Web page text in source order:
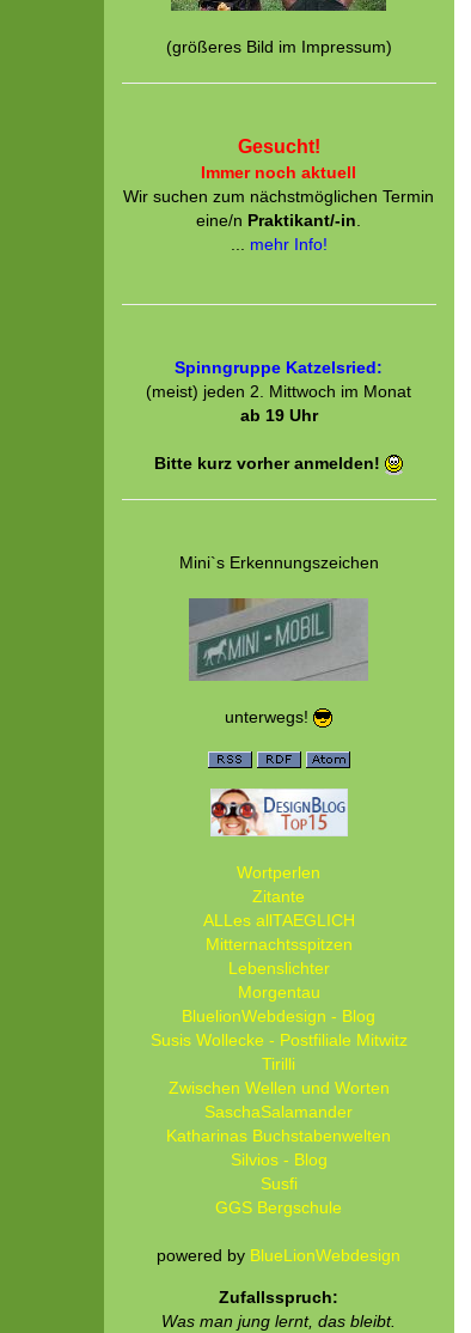
(größeres Bild im Impressum)
Gesucht!
Immer noch aktuell
Wir suchen zum nächstmöglichen Termin
eine/n Praktikant/-in
mehr Info!
Spinngruppe Katzelsried:
(meist) jeden 2. Mittwoch im Monat
ab 19 Uhr
Bitte kurz vorher anmelden!
Mini`s Erkennungszeichen
unterwegs!
Wortperlen
Zitante
ALLes allTAEGLICH
Mitternachtsspitzen
Lebenslichter
Morgentau
BluelionWebdesign - Blog
Susis Wollecke - Postfiliale Mitwitz
Tirilli
Zwischen Wellen und Worten
SaschaSalamander
Katharinas Buchstabenwelten
Silvios - Blog
Susfi
GGS Bergschule
powered by BlueLionWebdesign
Zufallsspruch:
Was man jung lernt, das bleibt.